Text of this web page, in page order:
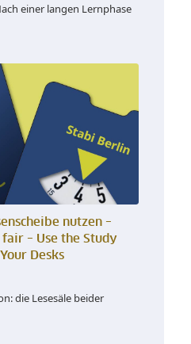
einer langen Lernphase
nutzen –
– Use the Study
Desks
die Lesesäle beider